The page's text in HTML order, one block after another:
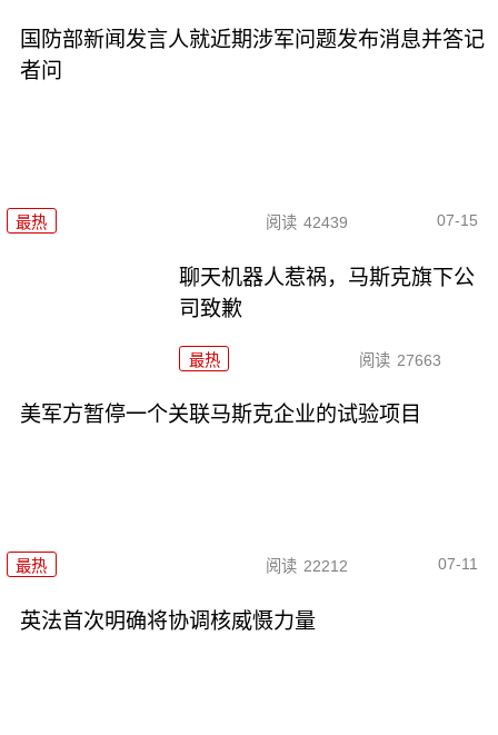
国防部新闻发言人就近期涉军问题发布消息并答记
者问
最热 阅读 42439 07-15
聊天机器人惹祸，马斯克旗下公
司致歉
最热 阅读 27663
美军方暂停一个关联马斯克企业的试验项目
最热 阅读 22212 07-11
英法首次明确将协调核威慑力量